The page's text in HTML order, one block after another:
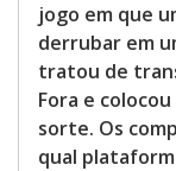
jogo em que
derrubar em
tratou de
Fora e
sorte. Os
qual